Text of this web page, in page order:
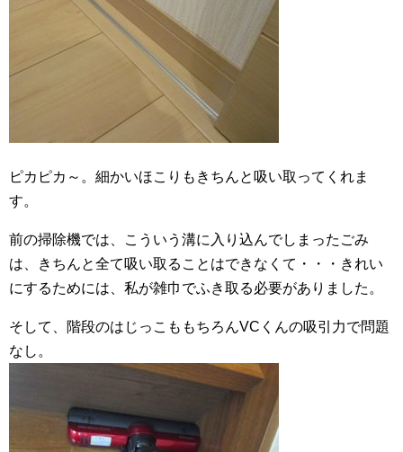
ピカピカ～。細かいほこりもきちんと吸い取ってくれま
す。
前の掃除機では、こういう溝に入り込んでしまったごみ
は、きちんと全て吸い取ることはできなくて・・・きれい
にするためには、私が雑巾でふき取る必要がありました。
そして、階段のはじっこももちろんVCくんの吸引力で問題
なし。